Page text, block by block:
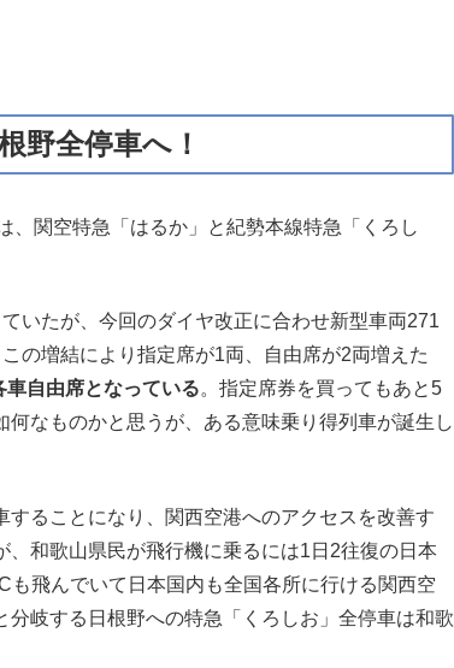
野全停車へ！
関空特急「はるか」と紀勢本線特急「くろし
いたが、今回のダイヤ改正に合わせ新型車両271
の増結により指定席が1両、自由席が2両増えた
自由席となっている。指定席券を買ってもあと5
なものかと思うが、ある意味乗り得列車が誕生し
ることになり、関西空港へのアクセスを改善す
和歌山県民が飛行機に乗るには1日2往復の日本
飛んでいて日本国内も全国各所に行ける関西空
岐する日根野への特急「くろしお」全停車は和歌